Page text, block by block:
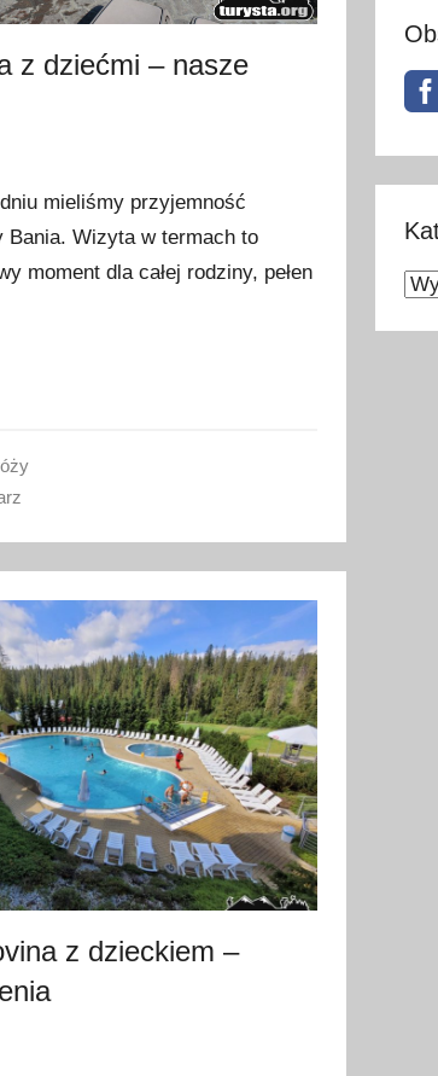
z dziećmi – nasze
mieliśmy przyjemność
Bania. Wizyta w termach to
moment dla całej rodziny, pełen
z dzieckiem –